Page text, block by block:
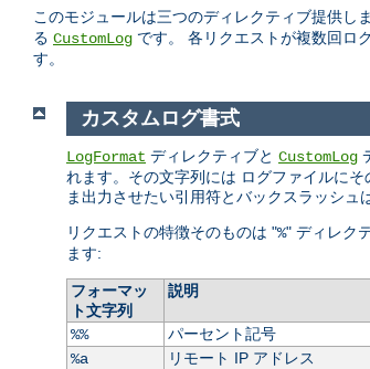
このモジュールは三つのディレクティブ提供し
る CustomLog です。 各リクエストが複数回ロ
す。
カスタムログ書式
LogFormat ディレクティブと CustomLog
れます。その文字列には ログファイルに
ま出力させたい引用符とバックスラッシュ
リクエストの特徴そのものは "%" ディレク
ます:
フォーマッ
ト文字列
説明
%%
パーセント記号
%a
リモート IP アドレス